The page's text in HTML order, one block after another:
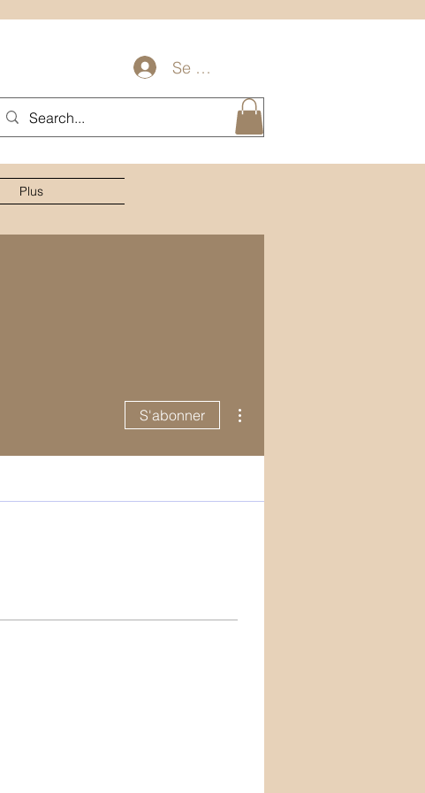
Se connecter
Plus
S'abonner